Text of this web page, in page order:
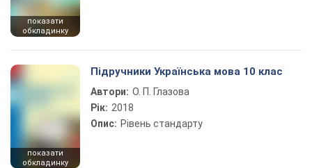
показати
обкладинку
показати
обкладинку
Підручники Українська мова 10 клас
Автори: О. П. Глазова
Рік: 2018
Опис: Рівень стандарту